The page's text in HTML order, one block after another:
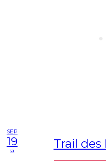
SEP
19
sa Trail